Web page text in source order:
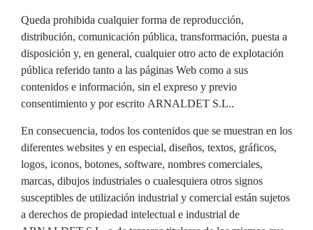
Queda prohibida cualquier forma de reproducción,
distribución, comunicación pública, transformación, puesta a
disposición y, en general, cualquier otro acto de explotación
pública referido tanto a las páginas Web como a sus
contenidos e información, sin el expreso y previo
consentimiento y por escrito ARNALDET S.L..
En consecuencia, todos los contenidos que se muestran en los
diferentes websites y en especial, diseños, textos, gráficos,
logos, iconos, botones, software, nombres comerciales,
marcas, dibujos industriales o cualesquiera otros signos
susceptibles de utilización industrial y comercial están sujetos
a derechos de propiedad intelectual e industrial de